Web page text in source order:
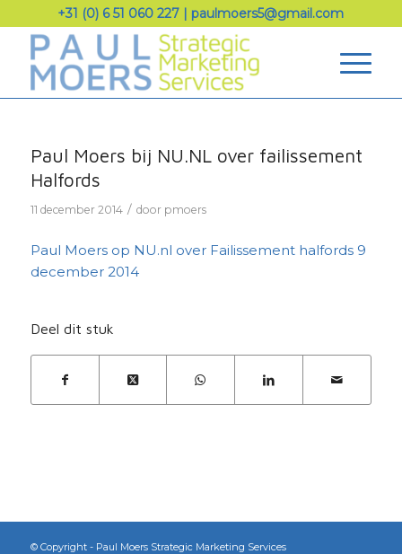
+31 (0) 6 51 060 227 |paulmoers5@gmail.com
Paul Moers bij NU.NL over failissement
Halfords
11 december 2014 / door pmoers
Paul Moers op NU.nl over Failissement halfords 9
december 2014
Deel dit stuk
© Copyright - Paul Moers Strategic Marketing Services